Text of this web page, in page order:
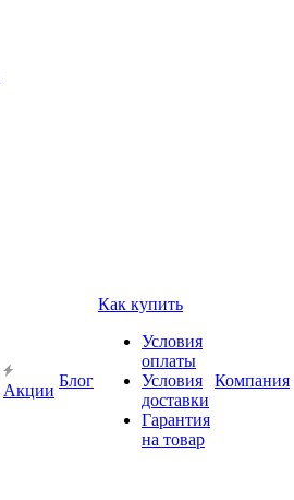
Акции
Блог
Как купить
Условия
оплаты
Условия
доставки
Гарантия
на товар
Компания